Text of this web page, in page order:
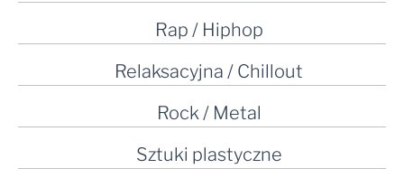
Rap / Hiphop
Relaksacyjna / Chillout
Rock / Metal
Sztuki plastyczne